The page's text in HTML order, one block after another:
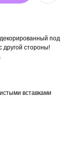
под
другой стороны!
вставками